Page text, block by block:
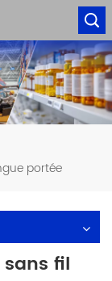
portée
fil